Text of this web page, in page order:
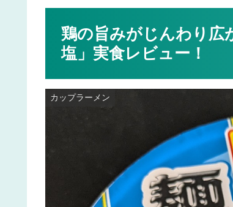
鶏の旨みがじんわり
塩」実食レビュー！
カップラーメン